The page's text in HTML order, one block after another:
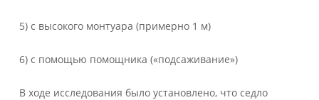
5) с высокого монтуара (примерно 1 м)
6) с помощью помощника («подсаживание»)
В ходе исследования было установлено, что седло